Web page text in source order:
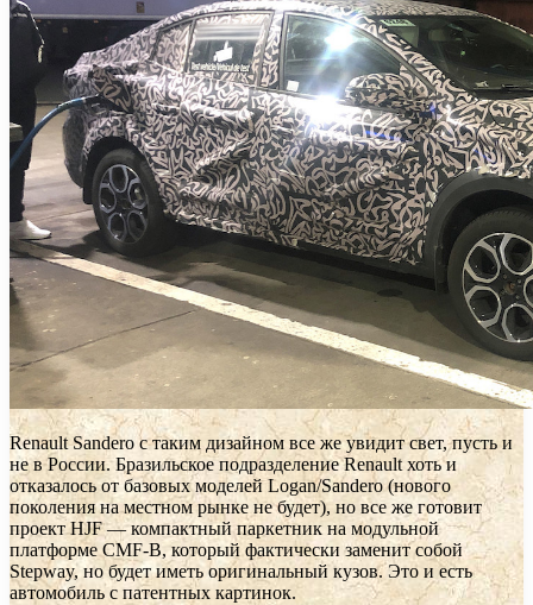
Renault Sandero с таким дизайном все же увидит свет, пусть и
не в России. Бразильское подразделение Renault хоть и
отказалось от базовых моделей Logan/Sandero (нового
поколения на местном рынке не будет), но все же готовит
проект HJF — компактный паркетник на модульной
платформе CMF-B, который фактически заменит собой
Stepway, но будет иметь оригинальный кузов. Это и есть
автомобиль с патентных картинок.